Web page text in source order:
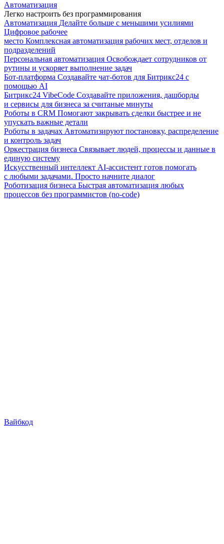
Автоматизация
Легко настроить без программирования
Автоматизация Делайте больше с меньшими усилиями
Цифровое рабочее
место Комплексная автоматизация рабочих мест, отделов и
подразделений
Персональная автоматизация Освобождает сотрудников от
рутины и ускоряет выполнение задач
Бот-платформа Создавайте чат-ботов для Битрикс24 с
помощью AI
Битрикс24 VibeCode Создавайте приложения, дашборды
и сервисы для бизнеса за считаные минуты
Роботы в CRM Помогают закрывать сделки быстрее и не
упускать важные детали
Роботы в задачах Автоматизируют постановку, распределение
и контроль задач
Оркестрация бизнеса Связывает людей, процессы и данные в
единую систему
Искусственный интеллект AI-ассистент готов помогать
с любыми задачами. Просто начните диалог
Роботизация бизнеса Быстрая автоматизация любых
процессов без программистов (no-code)
Вайбкод